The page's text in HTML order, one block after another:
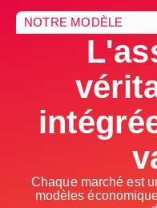
NOTRE MODÈLE
Chaque marché est
modèles